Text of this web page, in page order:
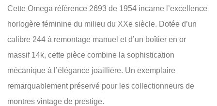
Cette Omega référence 2693 de 1954 incarne l’excellence
horlogère féminine du milieu du XXe siècle. Dotée d’un
calibre 244 à remontage manuel et d’un boîtier en or
massif 14k, cette pièce combine la sophistication
mécanique à l’élégance joaillière. Un exemplaire
remarquablement préservé pour les collectionneurs de
montres vintage de prestige.